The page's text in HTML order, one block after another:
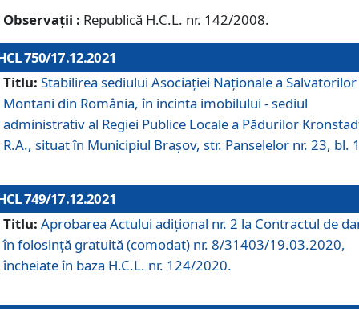
Observații : Republică H.C.L. nr. 142/2008.
750/17.12.2021
Titlu: Stabilirea sediului Asociației Naționale a Salvatorilor
Montani din România, în incinta imobilului - sediul
administrativ al Regiei Publice Locale a Pădurilor
R.A., situat în Municipiul Braşov, str. Panselelor nr. 23, bl.
749/17.12.2021
Titlu: Aprobarea Actului adițional nr. 2 la Contractul de
în folosință gratuită (comodat) nr. 8/31403/19.03.2020,
încheiate în baza H.C.L. nr. 124/2020.